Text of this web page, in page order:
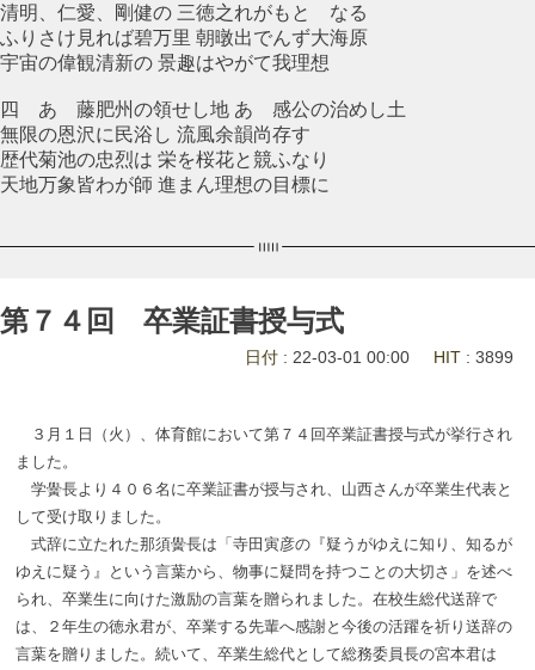
清明、仁愛、剛健の 三徳之れがもとゝなる
ふりさけ見れば碧万里 朝暾出でんず大海原
宇宙の偉観清新の 景趣はやがて我理想
四 あゝ藤肥州の領せし地 あゝ感公の治めし土
無限の恩沢に民浴し 流風余韻尚存す
歴代菊池の忠烈は 栄を桜花と競ふなり
天地万象皆わが師 進まん理想の目標に
第７４回 卒業証書授与式
日付 : 22-03-01 00:00 HIT : 3899
３月１日（火）、体育館において第７４回卒業証書授与式が挙行され
ました。
学黌長より４０６名に卒業証書が授与され、山西さんが卒業生代表と
して受け取りました。
式辞に立たれた那須黌長は「寺田寅彦の『疑うがゆえに知り、知るが
ゆえに疑う』という言葉から、物事に疑問を持つことの大切さ」を述べ
られ、卒業生に向けた激励の言葉を贈られました。在校生総代送辞で
は、２年生の徳永君が、卒業する先輩へ感謝と今後の活躍を祈り送辞の
言葉を贈りました。続いて、卒業生総代として総務委員長の宮本君は